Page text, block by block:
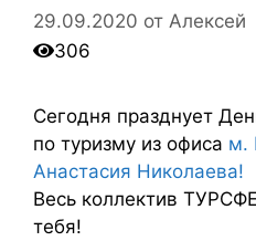
29.09.2020 от Алексей
306
Сегодня празднует
по туризму из офиса м.
Анастасия Николаева!
Весь коллектив
тебя!